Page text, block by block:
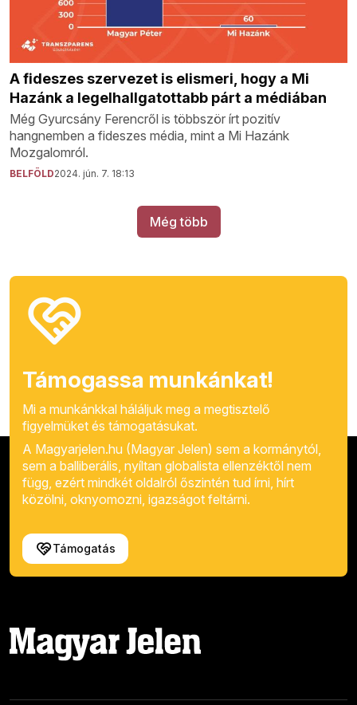
A fideszes szervezet is elismeri, hogy a Mi
Hazánk a legelhallgatottabb párt a médiában
Még Gyurcsány Ferencről is többször írt pozitív
hangnemben a fideszes média, mint a Mi Hazánk
Mozgalomról.
BELFÖLD2024. jún. 7. 18:13
Még több
Támogassa munkánkat!
Mi a munkánkkal háláljuk meg a megtisztelő
figyelmüket és támogatásukat.
A Magyarjelen.hu (Magyar Jelen) sem a kormánytól,
sem a balliberális, nyíltan globalista ellenzéktől nem
függ, ezért mindkét oldalról őszintén tud írni, hírt
közölni, oknyomozni, igazságot feltárni.
Támogatás